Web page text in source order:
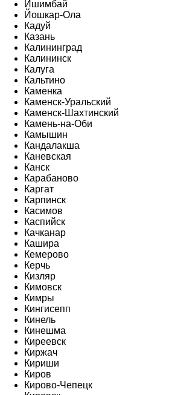
Ишимбай
Йошкар-Ола
Кадуй
Казань
Калининград
Калининск
Калуга
Кальтино
Каменка
Каменск-Уральский
Каменск-Шахтинский
Камень-на-Оби
Камышин
Кандалакша
Каневская
Канск
Карабаново
Каргат
Карпинск
Касимов
Каспийск
Качканар
Кашира
Кемерово
Керчь
Кизляр
Кимовск
Кимры
Кингисепп
Кинель
Кинешма
Киреевск
Киржач
Кириши
Киров
Кирово-Чепецк